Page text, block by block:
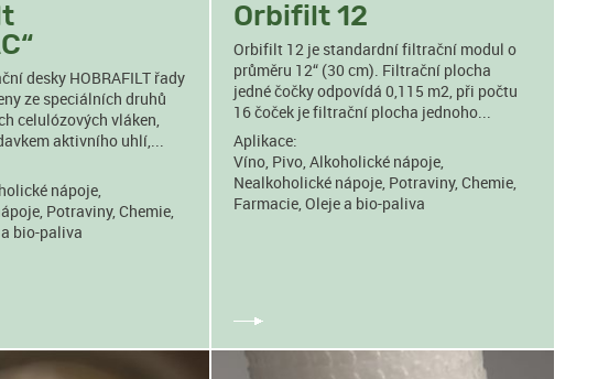
desky HOBRAFILT řady
ze speciálních druhů
celulózových vláken,
aktivního uhlí,...
nápoje,
Potraviny, Chemie,
bio-paliva
Orbifilt 12
Orbifilt 12 je standardní filtrační modul o
průměru 12“ (30 cm). Filtrační plocha
jedné čočky odpovídá 0,115 m2, při počtu
16 čoček je filtrační plocha jednoho...
Aplikace:
Víno, Pivo, Alkoholické nápoje,
Nealkoholické nápoje, Potraviny, Chemie,
Farmacie, Oleje a bio-paliva